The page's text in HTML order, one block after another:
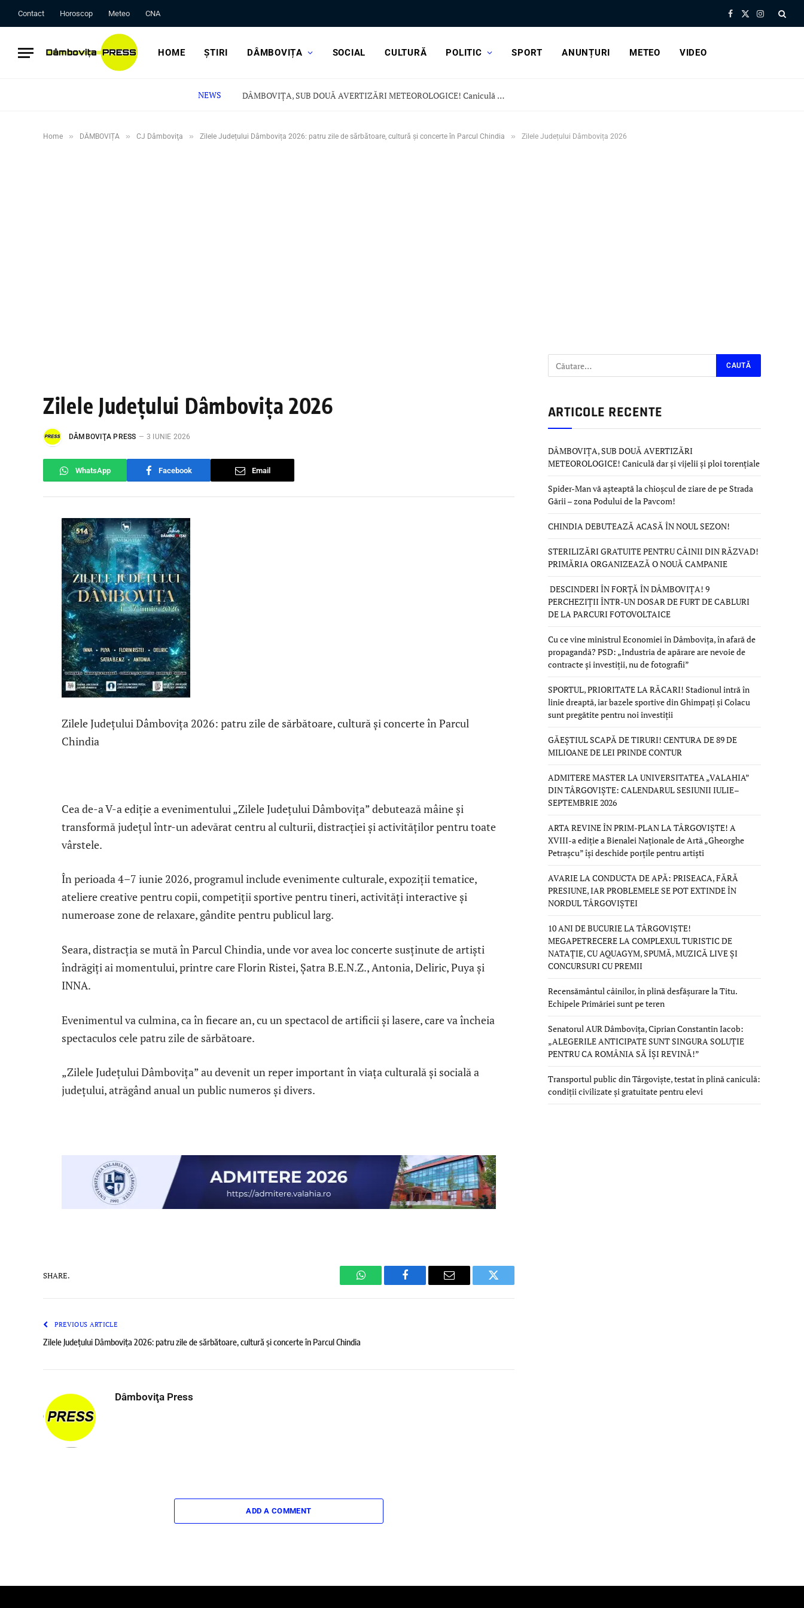
Contact Horoscop Meteo CNA Facebook
X
Instagram
HOME ȘTIRI DÂMBOVIȚA SOCIAL CULTURĂ POLITIC SPORT ANUNȚURI METEO VIDEO
NEWS DÂMBOVIȚA, SUB DOUĂ AVERTIZĂRI METEOROLOGICE! Caniculă dar și vijelii și ploi torențiale
Home » DÂMBOVIȚA » CJ Dâmboviţa » Zilele Județului Dâmbovița 2026: patru zile de sărbătoare, cultură și concerte în Parcul Chindia » Zilele Județului Dâmbovița 2026
Zilele Județului Dâmbovița 2026
DÂMBOVIŢA PRESS 3 IUNIE 2026
WhatsApp Facebook Email
Zilele Județului Dâmbovița 2026: patru zile de sărbătoare, cultură și concerte în Parcul
Chindia
Cea de-a V-a ediție a evenimentului „Zilele Județului Dâmbovița” debutează mâine și
transformă județul într-un adevărat centru al culturii, distracției și activităților pentru toate
vârstele.
În perioada 4–7 iunie 2026, programul include evenimente culturale, expoziții tematice,
ateliere creative pentru copii, competiții sportive pentru tineri, activități interactive și
numeroase zone de relaxare, gândite pentru publicul larg.
Seara, distracția se mută în Parcul Chindia, unde vor avea loc concerte susținute de artiști
îndrăgiți ai momentului, printre care Florin Ristei, Șatra B.E.N.Z., Antonia, Deliric, Puya și
INNA.
Evenimentul va culmina, ca în fiecare an, cu un spectacol de artificii și lasere, care va încheia
spectaculos cele patru zile de sărbătoare.
„Zilele Județului Dâmbovița” au devenit un reper important în viața culturală și socială a
județului, atrăgând anual un public numeros și divers.
SHARE.
WhatsAppFacebook Email Twitter
PREVIOUS ARTICLE
Zilele Județului Dâmbovița 2026: patru zile de sărbătoare, cultură și concerte în Parcul Chindia
Dâmboviţa Press
ADD A COMMENT
ARTICOLE RECENTE
DÂMBOVIȚA, SUB DOUĂ AVERTIZĂRI
METEOROLOGICE! Caniculă dar și vijelii și ploi torențiale
Spider-Man vă așteaptă la chioșcul de ziare de pe Strada
Gării – zona Podului de la Pavcom!
CHINDIA DEBUTEAZĂ ACASĂ ÎN NOUL SEZON!
STERILIZĂRI GRATUITE PENTRU CÂINII DIN RĂZVAD!
PRIMĂRIA ORGANIZEAZĂ O NOUĂ CAMPANIE
DESCINDERI ÎN FORȚĂ ÎN DÂMBOVIȚA! 9
PERCHEZIȚII ÎNTR-UN DOSAR DE FURT DE CABLURI
DE LA PARCURI FOTOVOLTAICE
Cu ce vine ministrul Economiei în Dâmbovița, în afară de
propagandă? PSD: „Industria de apărare are nevoie de
contracte și investiții, nu de fotografii”
SPORTUL, PRIORITATE LA RĂCARI! Stadionul intră în
linie dreaptă, iar bazele sportive din Ghimpați și Colacu
sunt pregătite pentru noi investiții
GĂEȘTIUL SCAPĂ DE TIRURI! CENTURA DE 89 DE
MILIOANE DE LEI PRINDE CONTUR
ADMITERE MASTER LA UNIVERSITATEA „VALAHIA”
DIN TÂRGOVIȘTE: CALENDARUL SESIUNII IULIE–
SEPTEMBRIE 2026
ARTA REVINE ÎN PRIM-PLAN LA TÂRGOVIȘTE! A
XVIII-a ediție a Bienalei Naționale de Artă „Gheorghe
Petrașcu” își deschide porțile pentru artiști
AVARIE LA CONDUCTA DE APĂ: PRISEACA, FĂRĂ
PRESIUNE, IAR PROBLEMELE SE POT EXTINDE ÎN
NORDUL TÂRGOVIȘTEI
10 ANI DE BUCURIE LA TÂRGOVIȘTE!
MEGAPETRECERE LA COMPLEXUL TURISTIC DE
NATAȚIE, CU AQUAGYM, SPUMĂ, MUZICĂ LIVE ȘI
CONCURSURI CU PREMII
Recensământul câinilor, în plină desfășurare la Titu.
Echipele Primăriei sunt pe teren
Senatorul AUR Dâmbovița, Ciprian Constantin Iacob:
„ALEGERILE ANTICIPATE SUNT SINGURA SOLUȚIE
PENTRU CA ROMÂNIA SĂ ÎȘI REVINĂ!”
Transportul public din Târgoviște, testat în plină caniculă:
condiții civilizate și gratuitate pentru elevi